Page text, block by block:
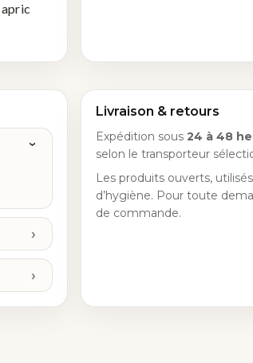
Livraison & retours
Expédition sous 24 à 48
selon le transporteur
Les produits ouverts,
d’hygiène. Pour toute
de commande.